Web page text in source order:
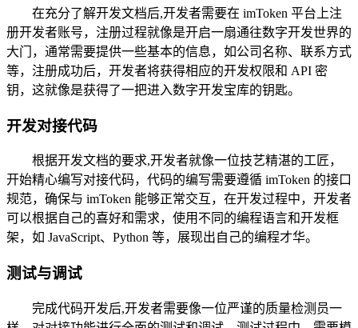
在充分了解开发文档后,开发者需要在 imToken 平台上注
册开发者账号，注册过程就像是开启一扇通往数字开发世界的
大门，通常需要提供一些基本的信息，如公司名称、联系方式
等，注册成功后，开发者将获得相应的开发权限和 API 密
钥，这就像是获得了一把进入数字开发宝库的钥匙。
开发对接代码
根据开发文档的要求,开发者就像一位技艺精湛的工匠，
开始精心编写对接代码，代码的编写需要遵循 imToken 的接口
规范，确保与 imToken 能够正常交互，在开发过程中，开发者
可以根据自己的喜好和需求，使用不同的编程语言和开发框
架，如 JavaScript、Python 等，展现出自己的编程才华。
测试与调试
完成代码开发后,开发者需要像一位严谨的质量检测员一